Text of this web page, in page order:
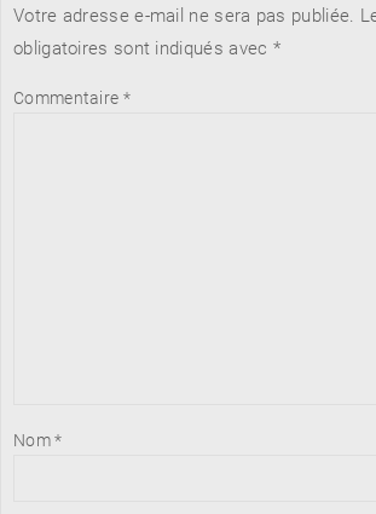
Votre adresse e-mail ne sera pas publiée.
obligatoires sont indiqués avec *
Commentaire *
Nom*